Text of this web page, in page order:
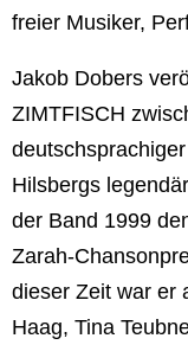
freier Musiker,
Jakob Dobers
ZIMTFISCH
Hilsbergs
der Band 1999
Zarah-
dieser Zeit war er
Haag, Tina